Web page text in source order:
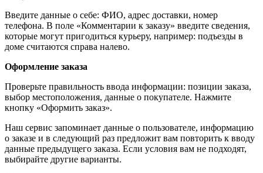
Введите данные о себе: ФИО, адрес доставки, номер
телефона. В поле «Комментарии к заказу» введите сведения,
которые могут пригодиться курьеру, например: подъезды в
доме считаются справа налево.
Оформление заказа
Проверьте правильность ввода информации: позиции заказа,
выбор местоположения, данные о покупателе. Нажмите
кнопку «Оформить заказ».
Наш сервис запоминает данные о пользователе, информацию
о заказе и в следующий раз предложит вам повторить к вводу
данные предыдущего заказа. Если условия вам не подходят,
выбирайте другие варианты.